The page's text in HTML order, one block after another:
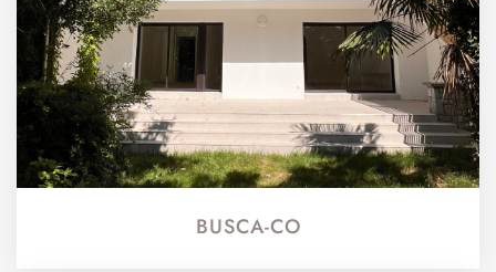
BUSCA-CO